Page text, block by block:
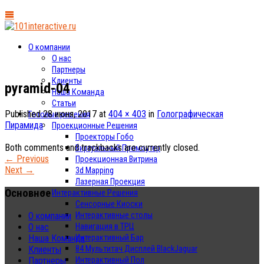
О компании
О нас
Партнеры
Клиенты
Наша Команда
Статьи
Готовые решения
Проекционные Решения
Проекторы Гобо
Виртуальный Промоутер
Проекционная Витрина
3d Mapping
Лазерная Проекция
Интерактивные Решения
Сенсорные Киоски
Интерактивные столы
Навигация в ТРЦ
Интерактивный Бар
84 Мультитач Дисплей BlackJaguar
Интерактивный Пол
pyramid-04
Published28 июня, 2017 at 404 × 403 in Голографическая
Пирамида
Both comments and trackbacks are currently closed.
← Previous
Next →
Основное
О компании
О нас
Наша Команда
Клиенты
Партнеры